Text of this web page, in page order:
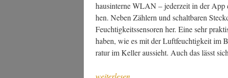
haus­in­ter­ne WLAN – jeder­zeit in der
hen. Neben Zäh­lern und schalt­ba­ren
Feuch­tig­keits­sen­so­ren her. Eine sehr
haben, wie es mit der Luft­feuch­tig­keit im
ra­tur im Kel­ler aus­sieht. Auch das lässt
„Aben­
weiterlesen